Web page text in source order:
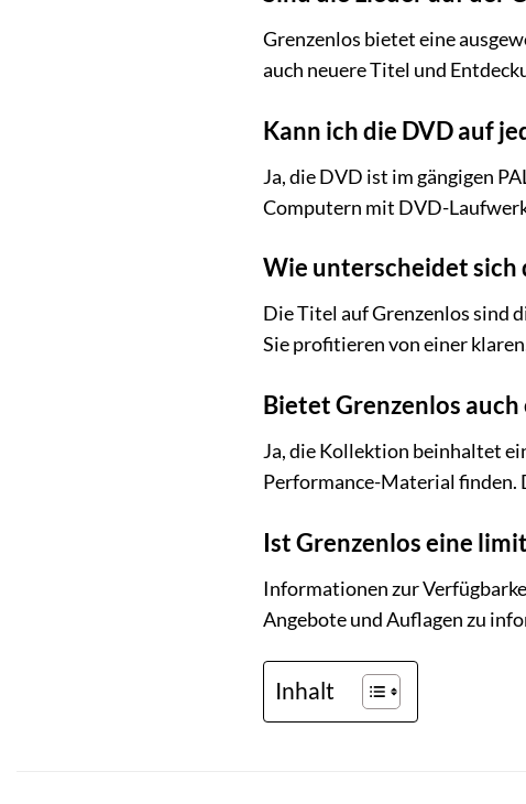
Grenzenlos bietet eine
auch neuere Titel und
Kann ich die DVD auf
Ja, die DVD ist im gängigen
Computern mit DVD-
Wie unterscheidet sich
Die Titel auf Grenzenlos sind
Sie profitieren von einer
Bietet Grenzenlos
Ja, die Kollektion beinhaltet
Performance-Material finden.
Ist Grenzenlos eine
Informationen zur
Angebote und Auflagen zu
Inhalt